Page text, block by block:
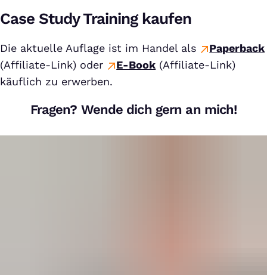
Case Study Training kaufen
Die aktuelle Auflage ist im Handel als
Paperback
(Affiliate-Link) oder
E-Book (Affiliate-Link)
käuflich zu erwerben.
Fragen? Wende dich gern an mich!